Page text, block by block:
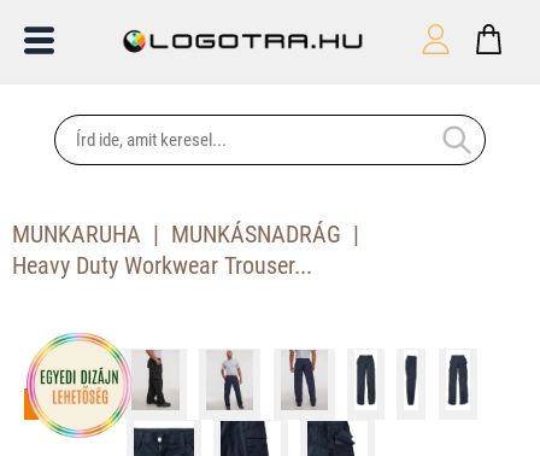
MUNKARUHA
MUNKÁSNADRÁG
Heavy Duty Workwear Trouser...